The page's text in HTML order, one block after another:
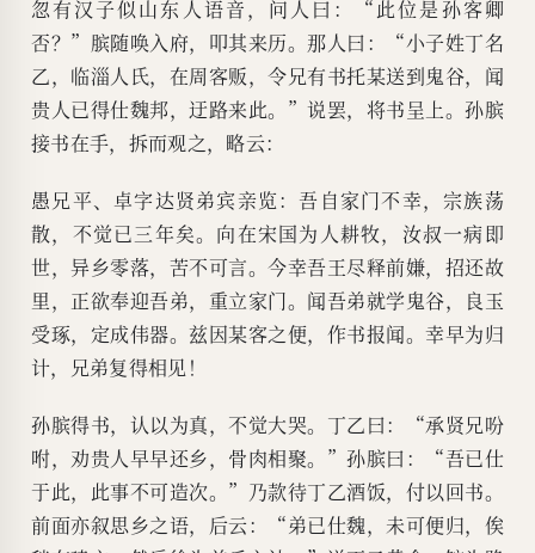
忽有汉子似山东人语音，问人曰：“此位是孙客卿
否？”膑随唤入府，叩其来历。那人曰：“小子姓丁名
乙，临淄人氏，在周客贩，令兄有书托某送到鬼谷，闻
贵人已得仕魏邦，迂路来此。”说罢，将书呈上。孙膑
接书在手，拆而观之，略云：
愚兄平、卓字达贤弟宾亲览：吾自家门不幸，宗族荡
散，不觉已三年矣。向在宋国为人耕牧，汝叔一病即
世，异乡零落，苦不可言。今幸吾王尽释前嫌，招还故
里，正欲奉迎吾弟，重立家门。闻吾弟就学鬼谷，良玉
受琢，定成伟器。兹因某客之便，作书报闻。幸早为归
计，兄弟复得相见！
孙膑得书，认以为真，不觉大哭。丁乙曰：“承贤兄吩
咐，劝贵人早早还乡，骨肉相聚。”孙膑曰：“吾已仕
于此，此事不可造次。”乃款待丁乙酒饭，付以回书。
前面亦叙思乡之语，后云：“弟已仕魏，未可便归，俟